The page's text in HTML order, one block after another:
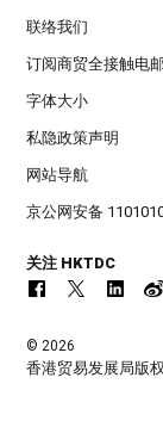
联络我们
订阅商贸全接触电
字体大小
私隐政策声明
网站导航
京公网安备
关注 HKTDC
© 2026
香港贸易发展局版